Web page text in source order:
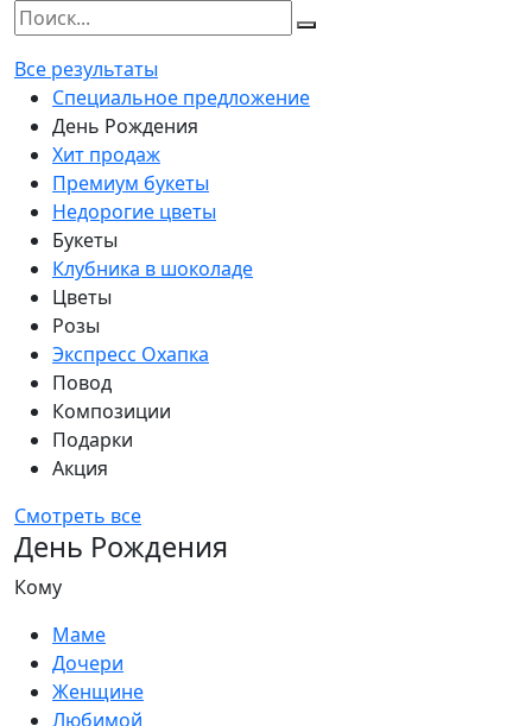
Все результаты
Специальное предложение
День Рождения
Хит продаж
Премиум букеты
Недорогие цветы
Букеты
Клубника в шоколаде
Цветы
Розы
Экспресс Охапка
Повод
Композиции
Подарки
Акция
Смотреть все
День Рождения
Кому
Маме
Дочери
Женщине
Любимой